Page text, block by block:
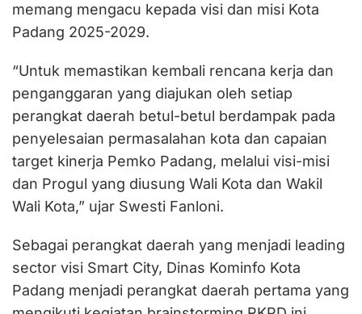
memang mengacu kepada visi dan misi Kota
Padang 2025-2029.
“Untuk memastikan kembali rencana kerja dan
penganggaran yang diajukan oleh setiap
perangkat daerah betul-betul berdampak pada
penyelesaian permasalahan kota dan capaian
target kinerja Pemko Padang, melalui visi-misi
dan Progul yang diusung Wali Kota dan Wakil
Wali Kota,” ujar Swesti Fanloni.
Sebagai perangkat daerah yang menjadi leading
sector visi Smart City, Dinas Kominfo Kota
Padang menjadi perangkat daerah pertama yang